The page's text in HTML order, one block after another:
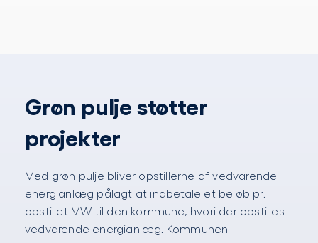
Grøn pulje støtter
projekter
Med grøn pulje bliver opstillerne af vedvarende
energianlæg pålagt at indbetale et beløb pr.
opstillet MW til den kommune, hvori der opstilles
vedvarende energianlæg. Kommunen